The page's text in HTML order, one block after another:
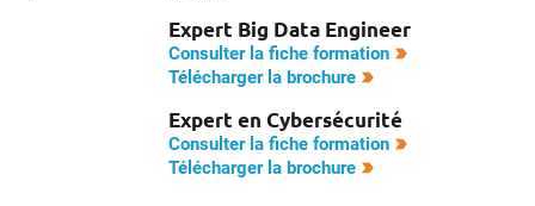
Expert Big Data Engineer
Consulter la fiche formation
Télécharger la brochure
Expert en Cybersécurité
Consulter la fiche formation
Télécharger la brochure